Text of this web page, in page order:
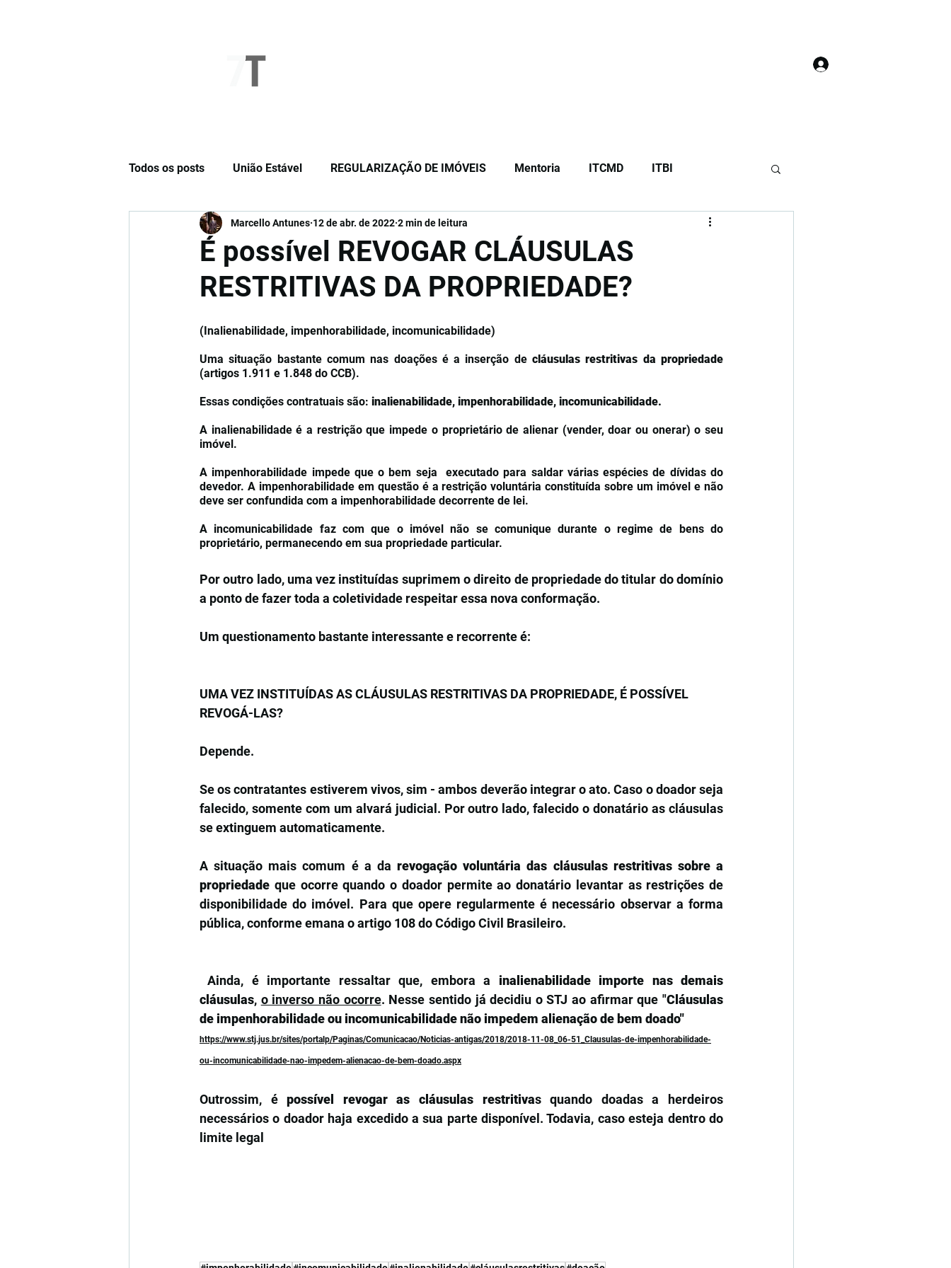
Todos os posts União Estável REGULARIZAÇÃO DE IMÓVEIS Mentoria ITCMD ITBI
Cláusulas Especiais Opinião Registro de Imóveis
É possível REVOGAR CLÁUSULAS
RESTRITIVAS DA PROPRIEDADE?
Marcello Antunes 12 de abr. de 2022 2 min de leitura
(Inalienabilidade, impenhorabilidade, incomunicabilidade)
Uma situação bastante comum nas doações é a inserção de
(artigos 1.911 e 1.848 do CCB).
Essas condições contratuais são: inalienabilidade, impenhorabilidade, incomunicabilidade.
A inalienabilidade é a restrição que impede o proprietário de alienar (vender, doar ou onerar) o seu
imóvel.
A impenhorabilidade impede que o bem seja  executado para saldar várias espécies de dívidas do
devedor. A impenhorabilidade em questão é a restrição voluntária constituída sobre um imóvel e não
deve ser confundida com a impenhorabilidade decorrente de lei.
A incomunicabilidade faz com que o imóvel não se comunique durante o regime de bens do
proprietário, permanecendo em sua propriedade particular.
Por outro lado, uma vez instituídas suprimem o direito de propriedade do titular do domínio
a ponto de fazer toda a coletividade respeitar essa nova conformação.
Um questionamento bastante interessante e recorrente é:
UMA VEZ INSTITUÍDAS AS CLÁUSULAS RESTRITIVAS DA PROPRIEDADE, É POSSÍVEL
REVOGÁ-LAS?
Depende.
Se os contratantes estiverem vivos, sim - ambos deverão integrar o ato. Caso o doador seja
falecido, somente com um alvará judicial. Por outro lado, falecido o donatário as cláusulas
se extinguem automaticamente.
A situação mais comum é a da revogação voluntária das cláusulas restritivas sobre a
propriedade que ocorre quando o doador permite ao donatário levantar as restrições de
disponibilidade do imóvel. Para que opere regularmente é necessário observar a forma
pública, conforme emana o artigo 108 do Código Civil Brasileiro.
Ainda, é importante ressaltar que, embora a inalienabilidade importe nas demais
cláusulas, o inverso não ocorre. Nesse sentido já decidiu o STJ ao afirmar que "Cláusulas
de impenhorabilidade ou incomunicabilidade não impedem alienação de bem doado"
https://www.stj.jus.br/sites/portalp/Paginas/Comunicacao/Noticias-antigas/2018/2018-11-08_06-51_Clausulas-de-impenhorabilidade-
ou-incomunicabilidade-nao-impedem-alienacao-de-bem-doado.aspx
Outrossim, é possível revogar as cláusulas restritivas quando doadas a herdeiros
necessários o doador haja excedido a sua parte disponível. Todavia, caso esteja dentro do
limite legal